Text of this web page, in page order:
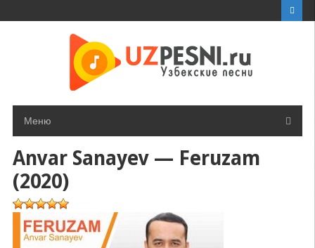
Меню
Anvar Sanayev — Feruzam
(2020)